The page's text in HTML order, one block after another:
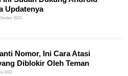
Updatenya
2023
Nomor, Ini Cara Atasi
Diblokir Oleh Teman
2022